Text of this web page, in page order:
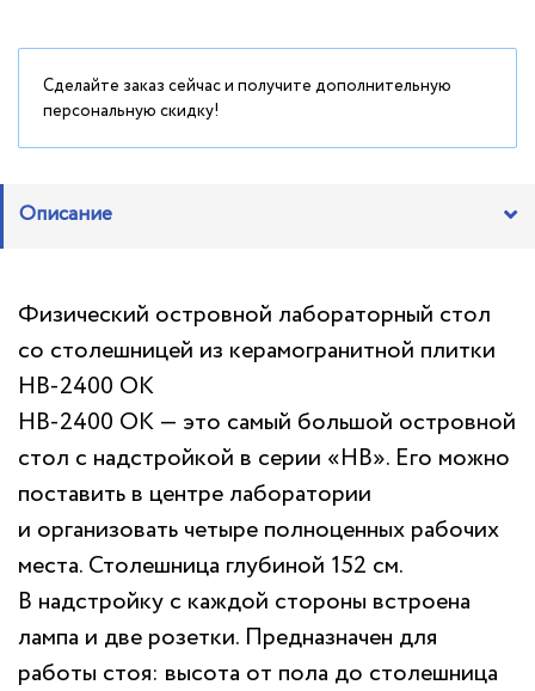
Сделайте заказ сейчас и получите дополнительную
персональную скидку!
Описание
Физический островной лабораторный стол
со столешницей из керамогранитной плитки
НВ-2400 ОК
НВ-2400 ОК — это самый большой островной
стол с надстройкой в серии «НВ». Его можно
поставить в центре лаборатории
и организовать четыре полноценных рабочих
места. Столешница глубиной 152 см.
В надстройку с каждой стороны встроена
лампа и две розетки. Предназначен для
работы стоя: высота от пола до столешница